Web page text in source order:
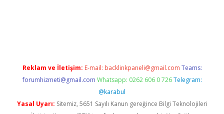
Reklam ve İletişim: E-mail: backlinkpaneli@gmail.com Teams:
forumhizmeti@gmail.com Whatsapp: 0262 606 0 726 Telegram:
@karabul
Yasal Uyarı: Sitemiz, 5651 Sayılı Kanun gereğince Bilgi Teknolojileri